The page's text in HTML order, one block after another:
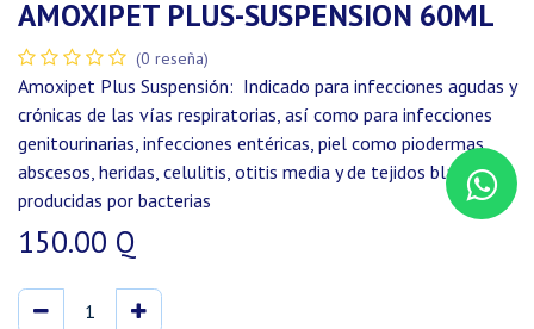
AMOXIPET PLUS-SUSPENSION 60ML
(0 reseña)
Amoxipet Plus Suspensión: Indicado para infecciones agudas y
crónicas de las vías respiratorias, así como para infecciones
genitourinarias, infecciones entéricas, piel como piodermas,
abscesos, heridas, celulitis, otitis media y de tejidos blandos
producidas por bacterias
150.00 Q